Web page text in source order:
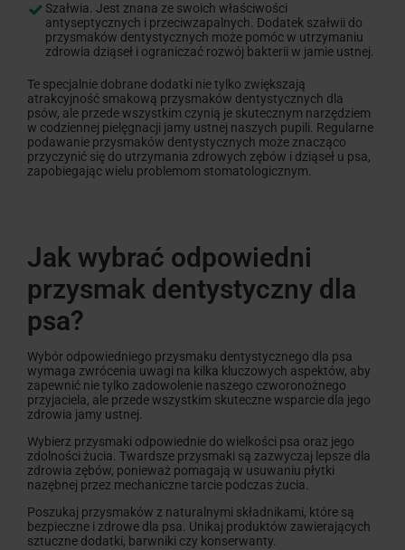
Szałwia. Jest znana ze swoich właściwości
antyseptycznych i przeciwzapalnych. Dodatek szałwii do
przysmaków dentystycznych może pomóc w utrzymaniu
zdrowia dziąseł i ograniczać rozwój bakterii w jamie ustnej.
Te specjalnie dobrane dodatki nie tylko zwiększają
atrakcyjność smakową przysmaków dentystycznych dla
psów, ale przede wszystkim czynią je skutecznym narzędziem
w codziennej pielęgnacji jamy ustnej naszych pupili. Regularne
podawanie przysmaków dentystycznych może znacząco
przyczynić się do utrzymania zdrowych zębów i dziąseł u psa,
zapobiegając wielu problemom stomatologicznym.
Jak wybrać odpowiedni
przysmak dentystyczny dla
psa?
Wybór odpowiedniego przysmaku dentystycznego dla psa
wymaga zwrócenia uwagi na kilka kluczowych aspektów, aby
zapewnić nie tylko zadowolenie naszego czworonożnego
przyjaciela, ale przede wszystkim skuteczne wsparcie dla jego
zdrowia jamy ustnej.
Wybierz przysmaki odpowiednie do wielkości psa oraz jego
zdolności żucia. Twardsze przysmaki są zazwyczaj lepsze dla
zdrowia zębów, ponieważ pomagają w usuwaniu płytki
nazębnej przez mechaniczne tarcie podczas żucia.
Poszukaj przysmaków z naturalnymi składnikami, które są
bezpieczne i zdrowe dla psa. Unikaj produktów zawierających
sztuczne dodatki, barwniki czy konserwanty.